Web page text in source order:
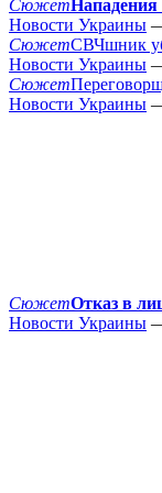
Сюжет
Новости Украины
СюжетСВЧшник
Новости Украины
Сюжет
Новости Украины
СюжетОтказ в
Новости Украины